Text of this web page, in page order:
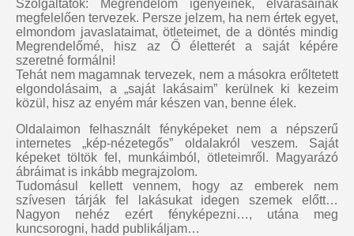
Szolgáltatok: Megrendelőm igényeinek, elvárásainak
megfelelően tervezek. Persze jelzem, ha nem értek egyet,
elmondom javaslataimat, ötleteimet, de a döntés mindig
Megrendelőmé, hisz az Ő életterét a saját képére
szeretné formálni!
Tehát nem magamnak tervezek, nem a másokra erőltetett
elgondolásaim, a „saját lakásaim” kerülnek ki kezeim
közül, hisz az enyém már készen van, benne élek.
Oldalaimon felhasznált fényképeket nem a népszerű
internetes „kép-nézetegős” oldalakról veszem. Saját
képeket töltök fel, munkáimból, ötleteimről. Magyarázó
ábráimat is inkább megrajzolom.
Tudomásul kellett vennem, hogy az emberek nem
szívesen tárják fel lakásukat idegen szemek előtt…
Nagyon nehéz ezért fényképezni…, utána meg
kuncsorogni, hadd publikáljam…